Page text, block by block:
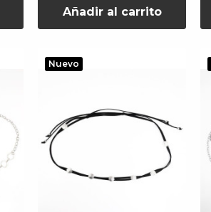
Añadir al carrito
Nuevo